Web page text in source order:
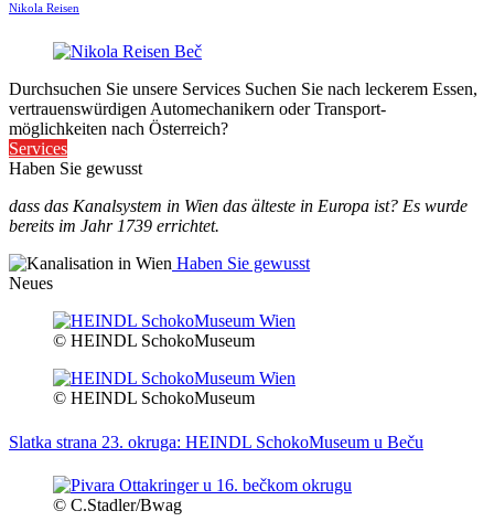
Nikola Reisen
Durchsuchen Sie unsere Services Suchen Sie nach leckerem Essen,
vertrauenswürdigen Automechanikern oder Transport-
möglichkeiten nach Österreich?
Services
Haben Sie gewusst
dass das Kanalsystem in Wien das älteste in Europa ist? Es wurde
bereits im Jahr 1739 errichtet.
Haben Sie gewusst
Neues
© HEINDL SchokoMuseum
© HEINDL SchokoMuseum
Slatka strana 23. okruga: HEINDL SchokoMuseum u Beču
© C.Stadler/Bwag